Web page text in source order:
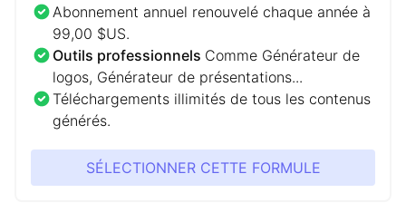
Abonnement annuel renouvelé chaque année à
99,00 $US.
Outils professionnels Comme Générateur de
logos, Générateur de présentations...
Téléchargements illimités de tous les contenus
générés.
SÉLECTIONNER CETTE FORMULE